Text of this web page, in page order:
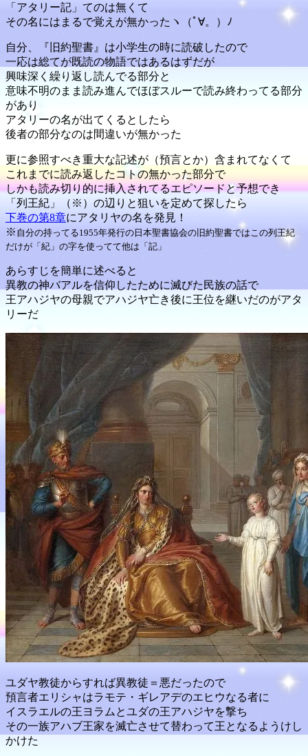
「アタリー記」てのは無くて
その名にはまるで覚えが無かったヽ（ﾟ∀。）ﾉ
自分、『旧約聖書』は小学生の時に読破したので
一応は総てが既読の物語ではあるはずだが
興味深く繰り返し読んでる部分と
意味不明のまま読み進んでほぼスルーで読み終わってる部分
があり
アタリーの名が出てくるとしたら
後者の部分なのは間違いが無かった
更に参照すべき重大な記述が（預言とか）含まれてなくて
これまでに読み返したコトの無かった部分で
しかも読み切り的に挿入されてるエピソードと予想でき
「列王紀」（※）の辺りと狙いを定めて探したら
下巻の第8章にアタリヤの名を発見！
※ 自分の持ってる1955年発行の日本聖書協会の旧約聖書ではこの列王紀
だけが「紀」の字を使ってて他は「記」
あらすじを簡単に述べると
異教の神バアルを信仰したために滅びた民族の話で
王アハジヤの母親でアハジヤ亡き後に王位を継いだのがアタ
リーだ
ユダヤ教徒からすれば異教徒＝悪だったので
預言者エリシャはラモテ・ギレアデのエヒウなる者に
イスラエルの王ヨラムとユダの王アハジヤを撃ち
その一族アハブ王家を滅亡させて替わって王となるようけし
かけた